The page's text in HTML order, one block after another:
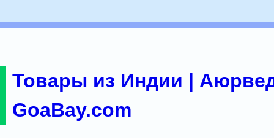
Товары из Индии |
GoaBay.com